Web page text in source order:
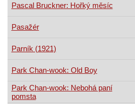
Pascal Bruckner: Hořký měsíc
Pasažér
Parník (1921)
Park Chan-wook: Old Boy
Park Chan-wook: Nebohá paní
pomsta